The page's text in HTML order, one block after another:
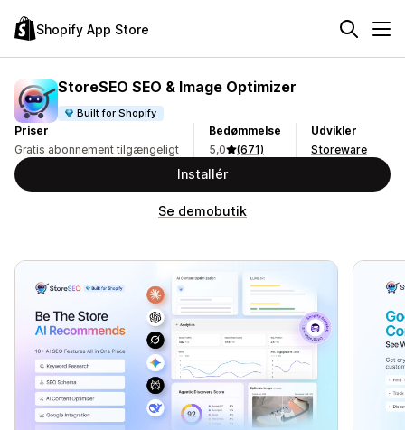
Shopify App Store
StoreSEO SEO & Image Optimizer
Built for Shopify
Priser
Gratis abonnement tilgængeligt
Bedømmelse
5,0
(671)
Udvikler
Storeware
Installér
Se demobutik